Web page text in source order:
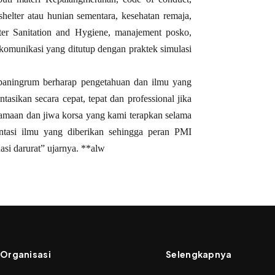
atau hunian sementara, kesehatan remaja,
Sanitation and Hygiene, manajement posko,
yang ditutup dengan praktek simulasi
berharap pengetahuan dan ilmu yang
secara cepat, tepat dan professional jika
dan jiwa korsa yang kami terapkan selama
ilmu yang diberikan sehingga peran PMI
darurat” ujarnya. **alw
Organisasi Selengkapnya